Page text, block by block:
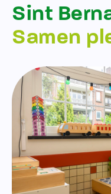
Sint
Samen